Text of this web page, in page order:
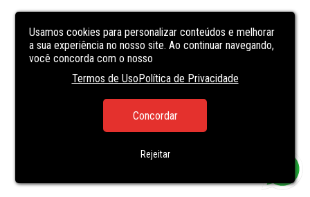
Usamos cookies para personalizar conteúdos e melhorar
a sua experiência no nosso site. Ao continuar navegando,
você concorda com o nosso
Termos de UsoPolítica de Privacidade
Concordar
Rejeitar